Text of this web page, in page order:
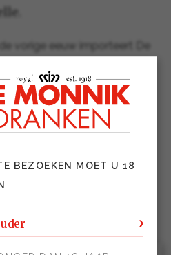
vorige eeuw importeert De
Godet naar Nederland.
buitenlandse importmerk
banden die wij met dit
hebben.
BEZOEKEN MOET U 18